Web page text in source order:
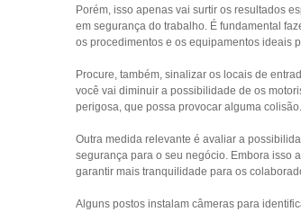
Porém, isso apenas vai surtir os resultados
em segurança do trabalho. É fundamental
os procedimentos e os equipamentos ideais
Procure, também, sinalizar os locais de
você vai diminuir a possibilidade de os
perigosa, que possa provocar alguma colisão.
Outra medida relevante é avaliar a
segurança para o seu negócio. Embora isso
garantir mais tranquilidade para os
Alguns postos instalam câmeras para